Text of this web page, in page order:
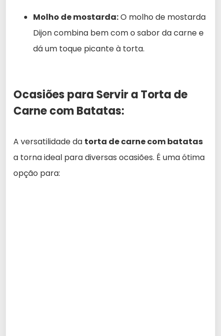
Molho de mostarda:O molho de mostarda
Dijon combina bem com o sabor da carne e
dá um toque picante à torta.
Ocasiões para Servir a Torta de
Carne com Batatas:
A versatilidade da torta de carne com batatas
a torna ideal para diversas ocasiões. É uma ótima
opção para: